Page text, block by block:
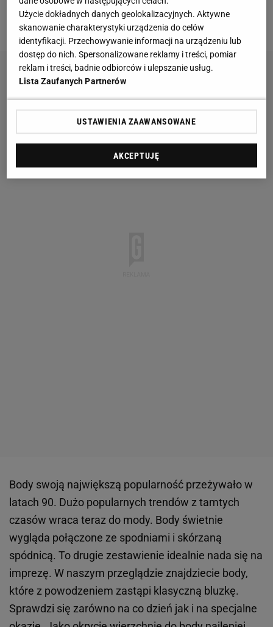
Materiały prasowe
Body swoją największą popularność przeżywało w
latach 90. Dużo popularnych trendów z tamtych
czasów wraca teraz do mody. Body świetnie
wygląda połączone ze spodniami i skórzaną
spódnicą. To drugie zestawienie idealnie nada się na
imprezę. W naszym przeglądzie znajdziecie body,
które z powodzeniem zastąpi klasyczną bluzkę.
Sprawdzi się zarówno na co dzień jak i na specjalne
Użycie dokładnych danych geolokalizacyjnych. Aktywne
skanowanie charakterystyki urządzenia do celów
identyfikacji. Przechowywanie informacji na urządzeniu lub
dostęp do nich. Spersonalizowane reklamy i treści, pomiar
reklam i treści, badnie odbiorców i ulepszanie usług.
Lista Zaufanych Partnerów
USTAWIENIA ZAAWANSOWANE
AKCEPTUJĘ